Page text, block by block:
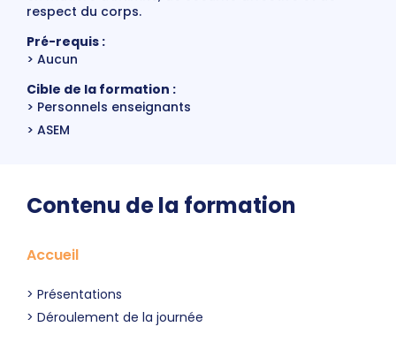
respect du corps.
Pré-requis :
Aucun
Cible de la formation :
Personnels enseignants
ASEM
Contenu de la formation
Accueil
Présentations
Déroulement de la journée